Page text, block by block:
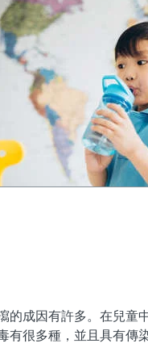
成因有許多。 在兒童
有很多種，並且具有傳